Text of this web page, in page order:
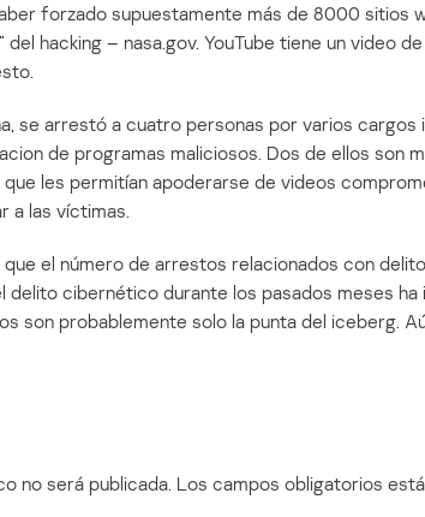
forzado supuestamente más de 8000 sitios
del hacking – nasa.gov. YouTube tiene un video
se arrestó a cuatro personas por varios cargos
de programas maliciosos. Dos de ellos son
les permitían apoderarse de videos
a las víctimas.
el número de arrestos relacionados con
cibernético durante los pasados meses ha
son probablemente solo la punta del iceberg.
no será publicada. Los campos obligatorios